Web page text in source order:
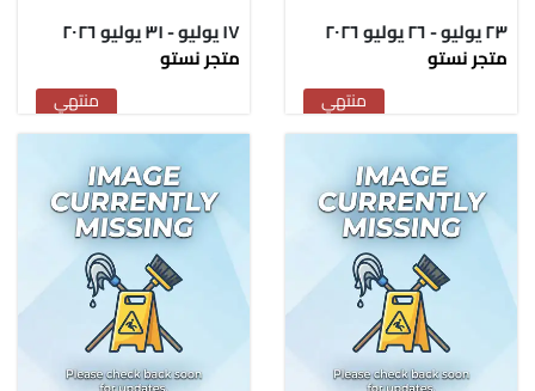
٢٣ يوليو - ٢٦ يوليو ٢٠٢٦
متجر نستو
منتهي
١٧ يوليو - ٣١ يوليو ٢٠٢٦
متجر نستو
منتهي